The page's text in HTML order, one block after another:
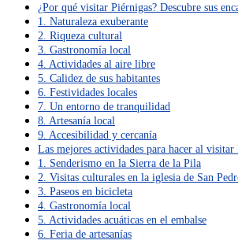
¿Por qué visitar Piérnigas? Descubre sus
1. Naturaleza exuberante
2. Riqueza cultural
3. Gastronomía local
4. Actividades al aire libre
5. Calidez de sus habitantes
6. Festividades locales
7. Un entorno de tranquilidad
8. Artesanía local
9. Accesibilidad y cercanía
Las mejores actividades para hacer al visitar
1. Senderismo en la Sierra de la Pila
2. Visitas culturales en la iglesia de San
3. Paseos en bicicleta
4. Gastronomía local
5. Actividades acuáticas en el embalse
6. Feria de artesanías